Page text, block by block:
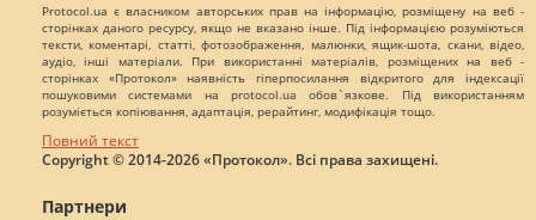
Protocol.ua є власником авторських прав на інформацію, розміщену на веб -
сторінках даного ресурсу, якщо не вказано інше. Під інформацією розуміються
тексти, коментарі, статті, фотозображення, малюнки, ящик-шота, скани, відео,
аудіо, інші матеріали. При використанні матеріалів, розміщених на веб -
сторінках «Протокол» наявність гіперпосилання відкритого для індексації
пошуковими системами на protocol.ua обов`язкове. Під використанням
розуміється копіювання, адаптація, рерайтинг, модифікація тощо.
Повний текст
Copyright © 2014-2026 «Протокол». Всі права захищені.
Партнери